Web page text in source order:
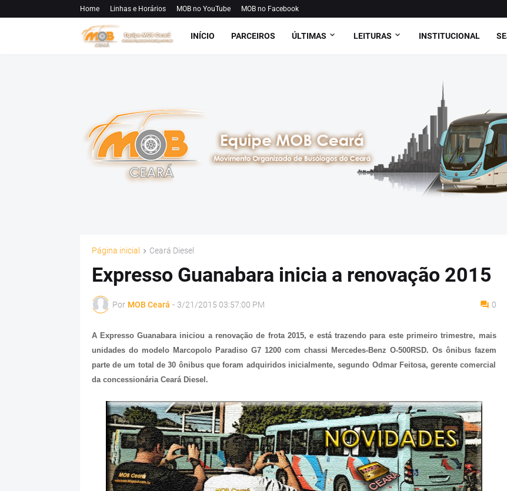
Home Linhas e Horários MOB no YouTube MOB no Facebook
INÍCIO PARCEIROS ÚLTIMAS LEITURAS INSTITUCIONAL
Página inicial Ceará Diesel
Expresso Guanabara inicia a renovação 2015
Por MOB Ceará - 3/21/2015 03:57:00 PM 0
A Expresso Guanabara iniciou a renovação de frota 2015, e está trazendo para este primeiro trimestre, mais
unidades do modelo Marcopolo Paradiso G7 1200 com chassi Mercedes-Benz O-500RSD. Os ônibus fazem
parte de um total de 30 ônibus que foram adquiridos inicialmente, segundo Odmar Feitosa, gerente comercial
da concessionária Ceará Diesel.